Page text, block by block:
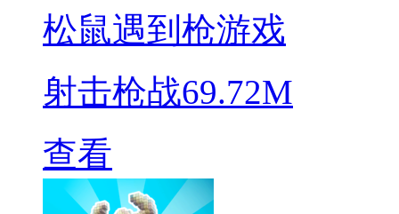
松鼠遇到枪游戏
射击枪战69.72M
查看